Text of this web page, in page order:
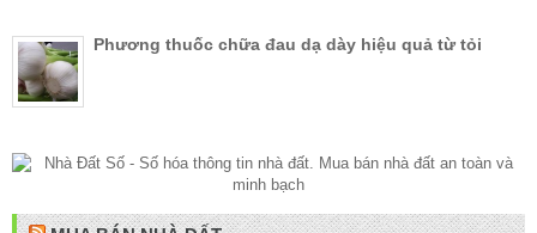
Phương thuốc chữa đau dạ dày hiệu quả từ tỏi